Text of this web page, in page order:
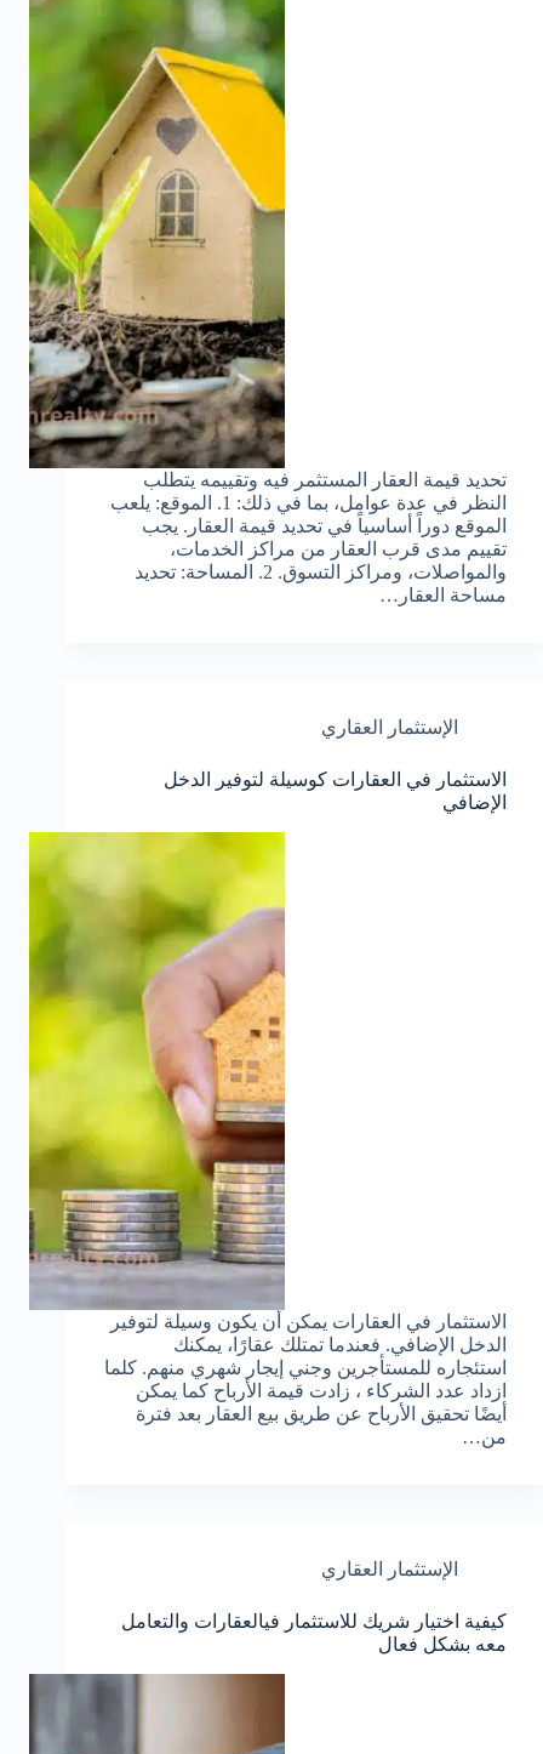
تحديد قيمة العقار المستثمر فيه وتقييمه يتطلب
النظر في عدة عوامل، بما في ذلك: 1. الموقع: يلعب
الموقع دوراً أساسياً في تحديد قيمة العقار. يجب
تقييم مدى قرب العقار من مراكز الخدمات،
والمواصلات، ومراكز التسوق. 2. المساحة: تحديد
مساحة العقار…
الإستثمار العقاري
الاستثمار في العقارات كوسيلة لتوفير الدخل
الإضافي
الاستثمار في العقارات يمكن أن يكون وسيلة لتوفير
الدخل الإضافي. فعندما تمتلك عقارًا، يمكنك
استئجاره للمستأجرين وجني إيجار شهري منهم. كلما
ازداد عدد الشركاء ، زادت قيمة الأرباح كما يمكن
أيضًا تحقيق الأرباح عن طريق بيع العقار بعد فترة
من…
الإستثمار العقاري
كيفية اختيار شريك للاستثمار فيالعقارات والتعامل
معه بشكل فعال